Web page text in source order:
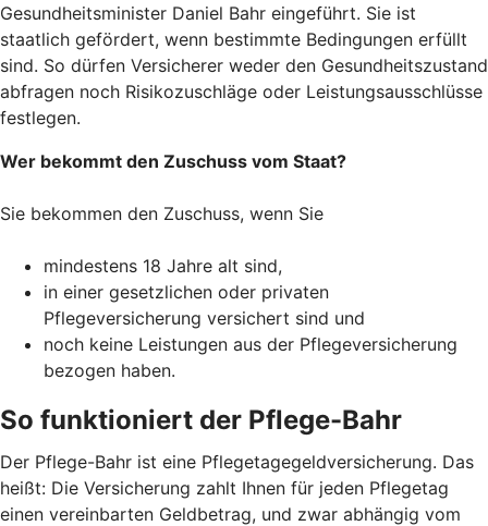
Gesundheitsminister Daniel Bahr eingeführt. Sie ist
staatlich gefördert, wenn bestimmte Bedingungen erfüllt
sind. So dürfen Versicherer weder den Gesundheitszustand
abfragen noch Risikozuschläge oder Leistungsausschlüsse
festlegen.
Wer bekommt den Zuschuss vom Staat?
Sie bekommen den Zuschuss, wenn Sie
mindestens 18 Jahre alt sind,
in einer gesetzlichen oder privaten
Pflegeversicherung versichert sind und
noch keine Leistungen aus der Pflegeversicherung
bezogen haben.
So funktioniert der Pflege-Bahr
Der Pflege-Bahr ist eine Pflegetagegeldversicherung. Das
heißt: Die Versicherung zahlt Ihnen für jeden Pflegetag
einen vereinbarten Geldbetrag, und zwar abhängig vom